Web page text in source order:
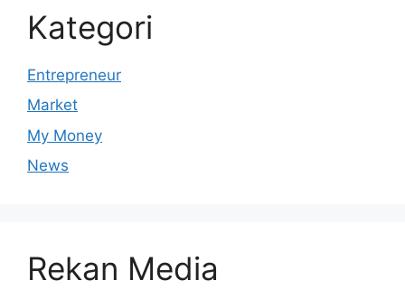
Kategori
Entrepreneur
Market
My Money
News
Rekan Media